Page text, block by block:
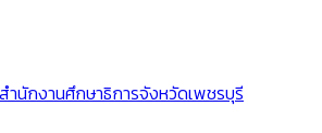
ำนักงานศึกษาธิการจังหวัดเพชรบุรี